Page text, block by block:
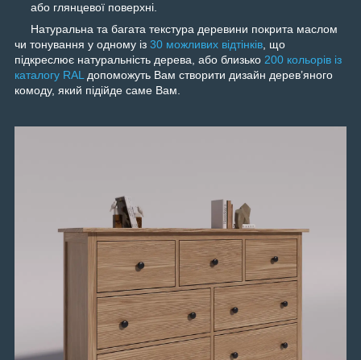
або глянцевої поверхні.
Натуральна та багата текстура деревини покрита маслом
чи тонування у одному із 30 можливих відтінків, що
підкреслює натуральність дерева, або близько 200 кольорів із
каталогу RALдопоможуть Вам створити дизайн дерев’яного
комоду, який підійде саме Вам.